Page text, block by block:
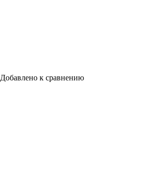
Добавлено к сравнению